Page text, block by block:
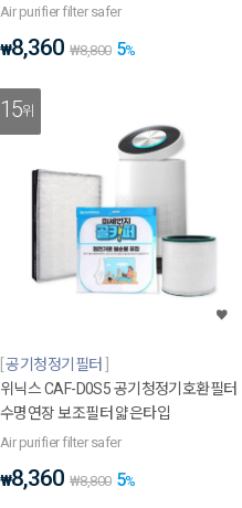
Air purifier filter safer
₩8,360 ₩8,800 5%
15위
공기청정기필터
위닉스 CAF-D0S5 공기청정기호환필터
수명연장 보조필터 얇은타입
Air purifier filter safer
₩8,360 ₩8,800 5%